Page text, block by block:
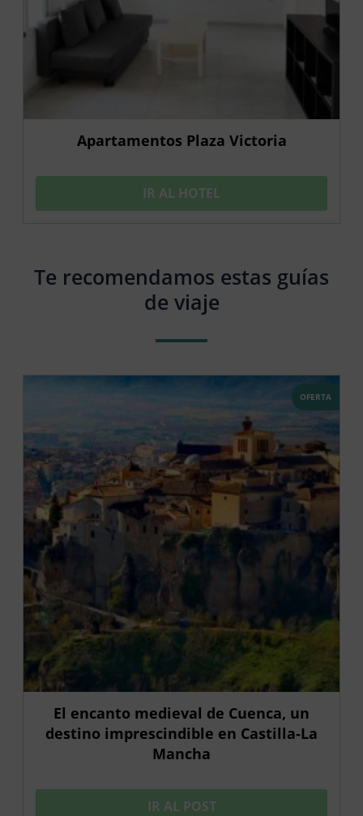
Apartamentos Plaza Victoria
IR AL HOTEL
Te recomendamos estas guías
de viaje
OFERTA
El encanto medieval de Cuenca, un
destino imprescindible en Castilla-La
Mancha
IR AL POST